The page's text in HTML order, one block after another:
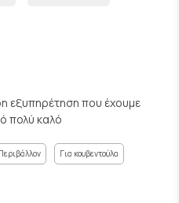
εξυπηρέτηση που έχουμε
πολύ καλό
Για κουβεντούλα